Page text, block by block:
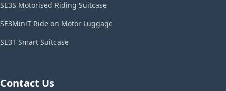
SE3S Motorised Riding Suitcase
SE3MiniT Ride on Motor Luggage
SE3T Smart Suitcase
Contact Us